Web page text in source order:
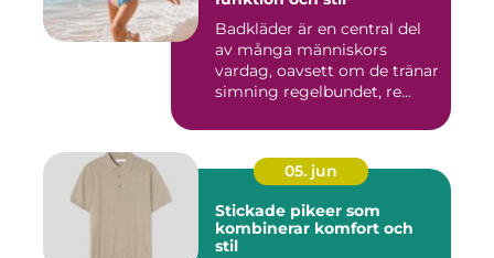
Badkläder är en central del
av många människors
vardag, oavsett om de tränar
simning regelbundet, re...
05. jun
Stickade pikeer som
kombinerar komfort och
stil